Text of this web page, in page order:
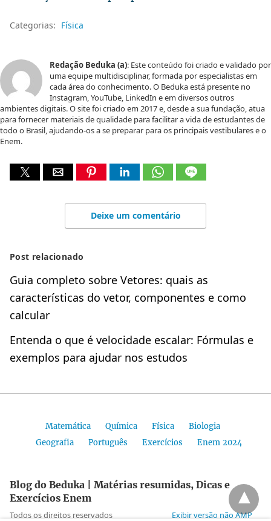
Categorias: Física
Redação Beduka (a): Este conteúdo foi criado e validado por
uma equipe multidisciplinar, formada por especialistas em
cada área do conhecimento. O Beduka está presente no
Instagram, YouTube, LinkedIn e em diversos outros
ambientes digitais. O site foi criado em 2017 e, desde a sua fundação, atua
para fornecer materiais de qualidade para facilitar a vida de estudantes de
todo o Brasil, ajudando-os a se preparar para os principais vestibulares e o
Enem.
Deixe um comentário
Post relacionado
Guia completo sobre Vetores: quais as
características do vetor, componentes e como
calcular
Entenda o que é velocidade escalar: Fórmulas e
exemplos para ajudar nos estudos
Matemática Química Física
Biologia
Geografia
Português Exercícios Enem 2024
Blog do Beduka | Matérias resumidas, Dicas e
Exercícios Enem
Todos os direitos reservados Exibir versão não AMP